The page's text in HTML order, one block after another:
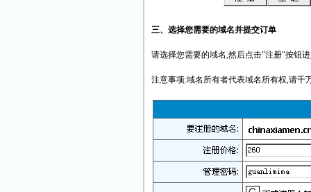
三、选择您需要的域名并提交订单
请选择您需要的域名,然后点击"注册"按钮
注意事项:域名所有者代表域名所有权,请千